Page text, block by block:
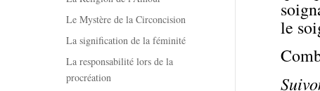
Le Mystère de la Circoncision
La signification de la féminité
La responsabilité lors de la
procréation
le